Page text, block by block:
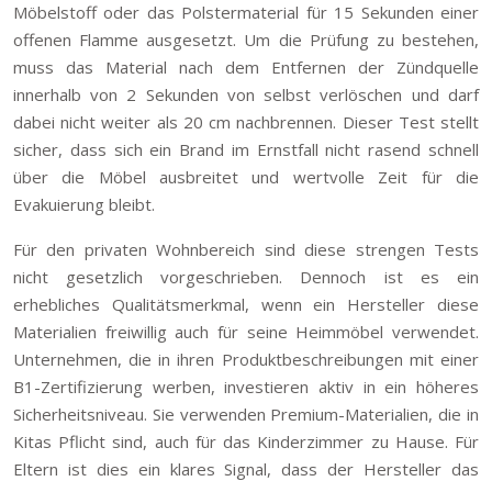
Möbelstoff oder das Polstermaterial für 15 Sekunden einer
offenen Flamme ausgesetzt. Um die Prüfung zu bestehen,
muss das Material nach dem Entfernen der Zündquelle
innerhalb von 2 Sekunden von selbst verlöschen und darf
dabei nicht weiter als 20 cm nachbrennen. Dieser Test stellt
sicher, dass sich ein Brand im Ernstfall nicht rasend schnell
über die Möbel ausbreitet und wertvolle Zeit für die
Evakuierung bleibt.
Für den privaten Wohnbereich sind diese strengen Tests
nicht gesetzlich vorgeschrieben. Dennoch ist es ein
erhebliches Qualitätsmerkmal, wenn ein Hersteller diese
Materialien freiwillig auch für seine Heimmöbel verwendet.
Unternehmen, die in ihren Produktbeschreibungen mit einer
B1-Zertifizierung werben, investieren aktiv in ein höheres
Sicherheitsniveau. Sie verwenden Premium-Materialien, die in
Kitas Pflicht sind, auch für das Kinderzimmer zu Hause. Für
Eltern ist dies ein klares Signal, dass der Hersteller das